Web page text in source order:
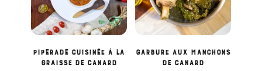
Piperade Cuisinée à la
Graisse de Canard
Garbure aux manchons
de canard